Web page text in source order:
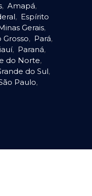
, Amapá,
, Espírito
Gerais,
Grosso, Pará,
, Paraná,
do Norte,
do Sul,
Paulo,